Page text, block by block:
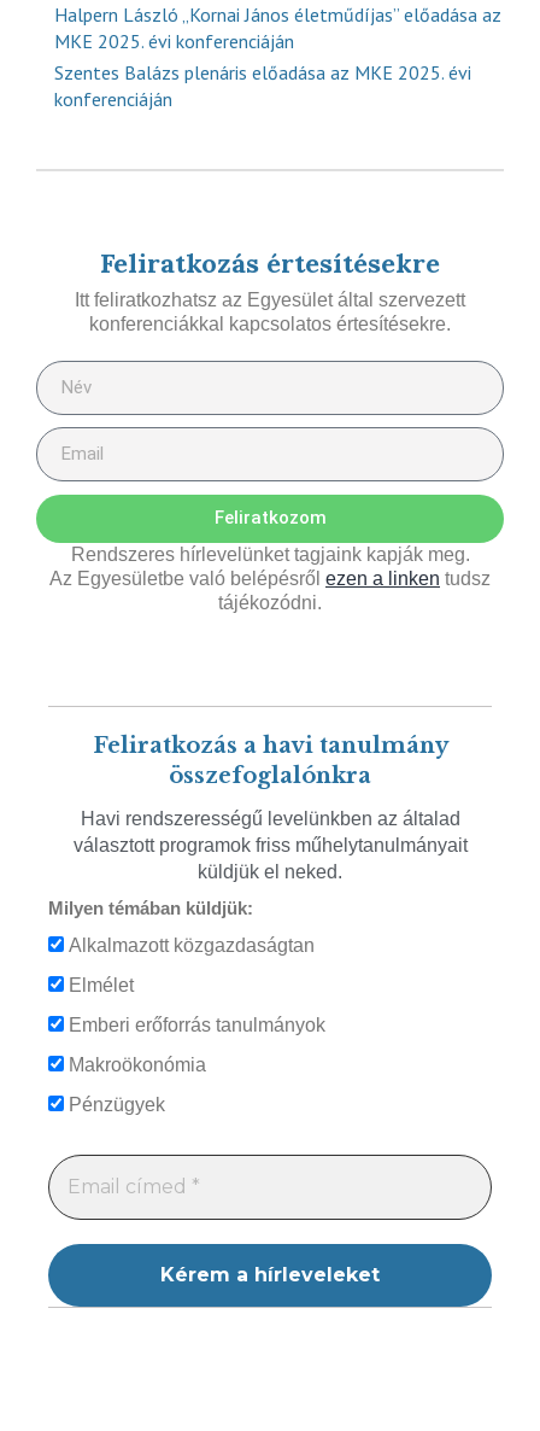
Halpern László „Kornai János életműdíjas” előadása az
MKE 2025. évi konferenciáján
Szentes Balázs plenáris előadása az MKE 2025. évi
konferenciáján
Feliratkozás értesítésekre
Itt feliratkozhatsz az Egyesület által szervezett
konferenciákkal kapcsolatos értesítésekre.
Feliratkozom
Rendszeres hírlevelünket tagjaink kapják meg.
Az Egyesületbe való belépésről ezen a linken tudsz
tájékozódni.
Feliratkozás a havi tanulmány
összefoglalónkra
Havi rendszerességű levelünkben az általad
választott programok friss műhelytanulmányait
küldjük el neked.
Milyen témában küldjük:
Alkalmazott közgazdaságtan
Elmélet
Emberi erőforrás tanulmányok
Makroökonómia
Pénzügyek